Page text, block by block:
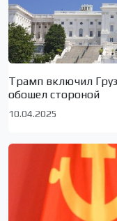
Трамп включил
обошел стороной
10.04.2025